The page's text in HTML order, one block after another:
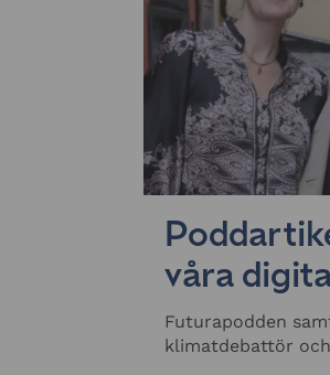
våra
Futurapodden
klimatdebattör